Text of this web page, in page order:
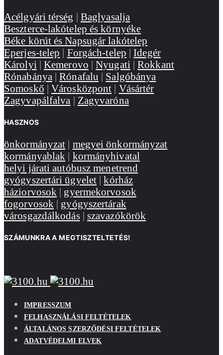
Acélgyári térség | Baglyasalja
Beszterce-lakótelep és környéke
Béke körút és Napsugár lakótelep
Eperjes-telep | Forgách-telep |Idegér
Károlyi |Kemerovo |Nyugati |Rokkant
Rónabánya |Rónafalu | Salgóbánya
Somoskő |Városközpont | Vásártér
Zagyvapálfalva | Zagyvaróna
HASZNOS
önkormányzat | megyei önkormányzat
kormányablak | kormányhivatal
helyi járati autóbusz menetrend
gyógyszertári ügyelet |kórház
háziorvosok | gyermekorvosok
fogorvosok | gyógyszertárak
városgazdálkodás| szavazókörök
SZÁMUNKRA A MEGTISZTELTETÉS!
IMPRESSZUM
FELHASZNÁLÁSI FELTÉTELEK
ÁLTALÁNOS SZERZŐDÉSI FELTÉTELEK
ADATVÉDELMI ELVEK